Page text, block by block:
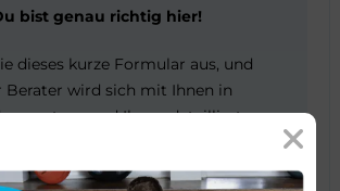
bist genau richtig hier!
dieses kurze Formular aus, und
Berater wird sich mit Ihnen in
setzen und Ihnen detaillierte